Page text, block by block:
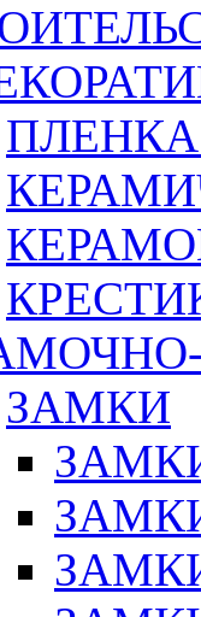
ЗАМКИ